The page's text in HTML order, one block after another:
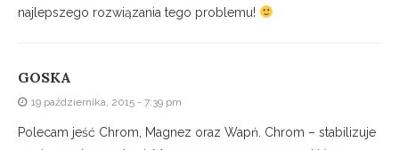
najlepszego rozwiązania tego problemu!
GOSKA
19 października, 2015 - 7:39 pm
Polecam jeść Chrom, Magnez oraz Wapń. Chrom – stabilizuje